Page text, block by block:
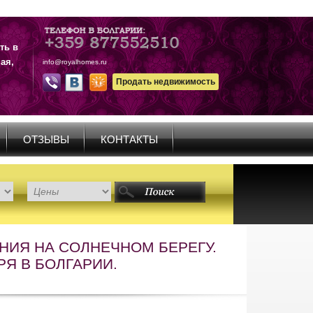
в
info@royalhomes.ru
Продать недвижимость
ОТЗЫВЫ КОНТАКТЫ
НА СОЛНЕЧНОМ БЕРЕГУ.
В БОЛГАРИИ.